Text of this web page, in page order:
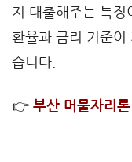
지 대출해주는 특
환율과 금리 기준이
습니다.
👉 부산 머물자리